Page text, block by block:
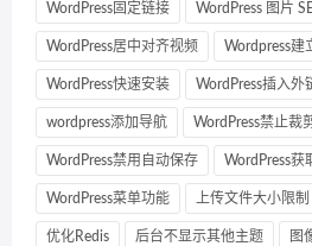
WordPress固定链接 WordPress 图片
WordPress居中对齐视频 Wordpress建
WordPress快速安装 WordPress插入外
wordpress添加导航 WordPress禁止裁
WordPress禁用自动保存 WordPress获
WordPress菜单功能 上传文件大小限制
优化Redis 后台不显示其他主题 图